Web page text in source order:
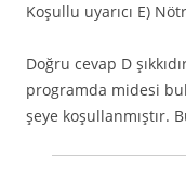
Koşullu uyarıcı E)
Doğru cevap D
programda midesi
şeye koşullanmıştır.